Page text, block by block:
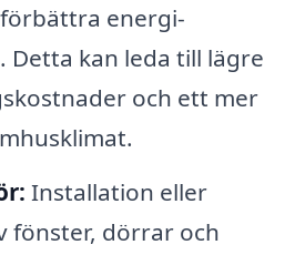
energi-
Detta kan leda till lägre
och ett mer
Installation eller
fönster, dörrar och